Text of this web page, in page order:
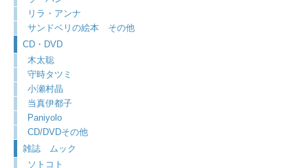
リラ・アンナ
サンドベリの絵本 その他
CD・DVD
木太聡
守時タツミ
小瀬村晶
当真伊都子
Paniyolo
CD/DVDその他
雑誌 ムック
ソトコト